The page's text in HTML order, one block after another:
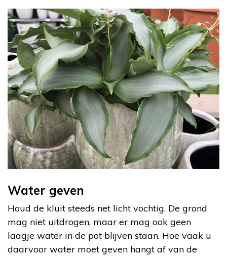
Water geven
Houd de kluit steeds net licht vochtig. De grond
mag niet uitdrogen, maar er mag ook geen
laagje water in de pot blijven staan. Hoe vaak u
daarvoor water moet geven hangt af van de